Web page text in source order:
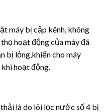
máy bị cập kênh, không
hoạt động của máy đã
bị lỏng,khiến cho máy
khi hoạt động.
là do lõi lọc nước số 4 bị